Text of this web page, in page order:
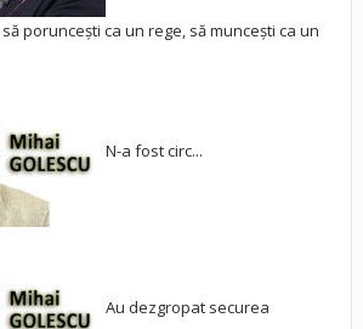
poruncești ca un rege, să muncești ca un
N-a fost circ...
Au dezgropat securea